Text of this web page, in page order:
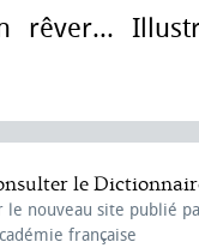
le
le nouveau site publié
française